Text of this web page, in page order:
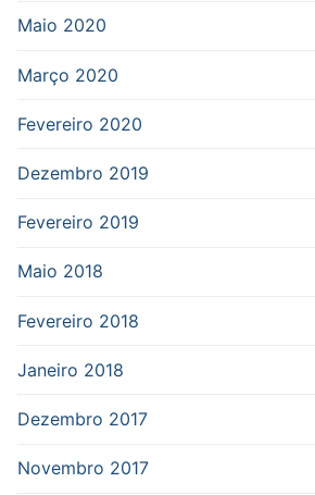
Maio 2020
Março 2020
Fevereiro 2020
Dezembro 2019
Fevereiro 2019
Maio 2018
Fevereiro 2018
Janeiro 2018
Dezembro 2017
Novembro 2017